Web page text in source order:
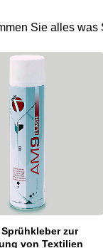
Sie alles was
Sprühkleber zur
von Textilien